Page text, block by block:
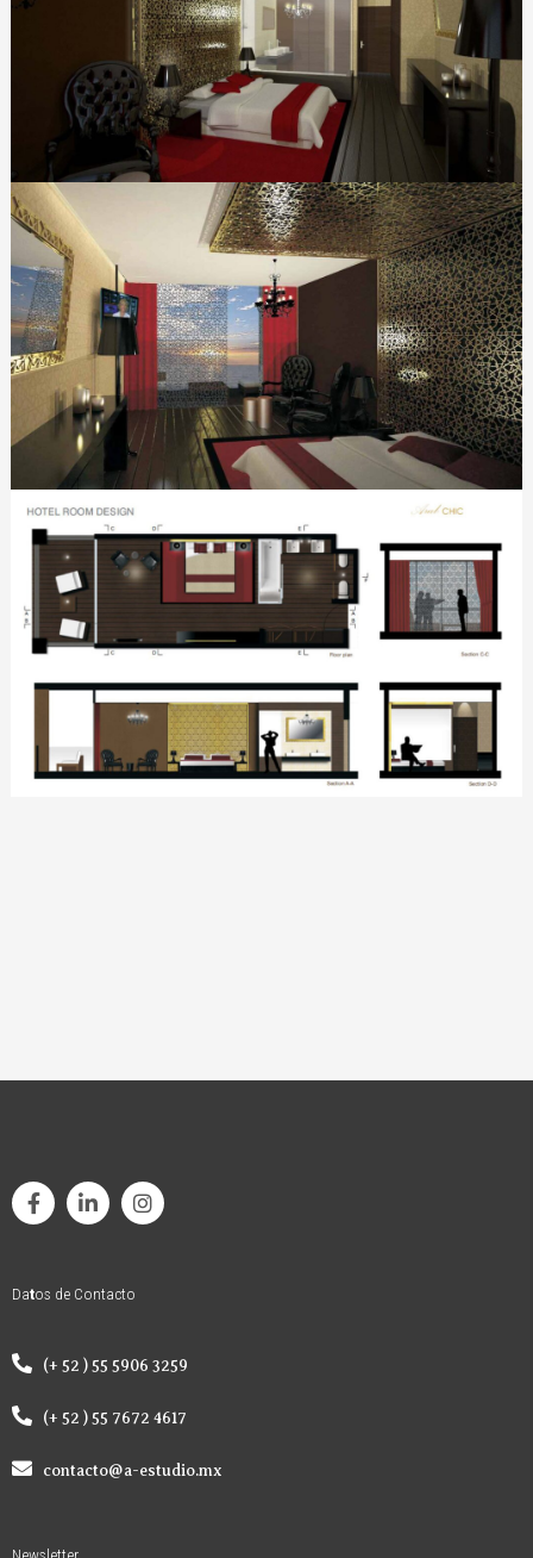
Datos de Contacto
(+ 52 ) 55 5906 3259
(+ 52 ) 55 7672 4617
contacto@a-estudio.mx